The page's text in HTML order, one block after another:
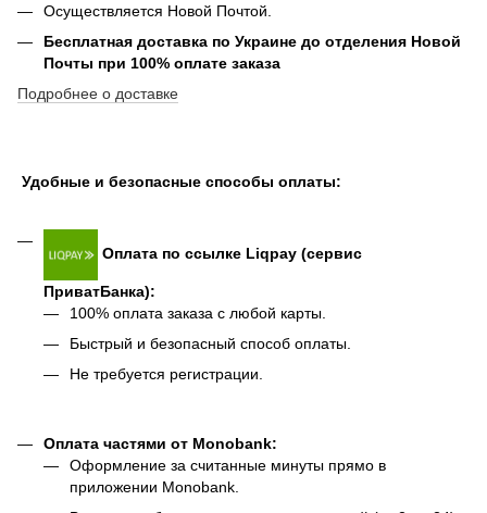
Осуществляется Новой Почтой.
Бесплатная доставка по Украине до отделения Новой
Почты при 100% оплате заказа
Подробнее о доставке
Удобные и безопасные способы оплаты:
Оплата по ссылке Liqpay (сервис
ПриватБанка):
100% оплата заказа с любой карты.
Быстрый и безопасный способ оплаты.
Не требуется регистрации.
Оплата частями от Monobank:
Оформление за считанные минуты прямо в
приложении Monobank.